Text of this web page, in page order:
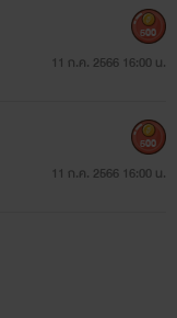
11 ก.ค. 2566 16:00 น.
500
11 ก.ค. 2566 16:00 น.
500